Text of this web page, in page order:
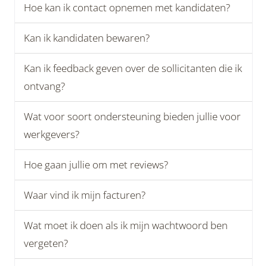
Hoe kan ik contact opnemen met kandidaten?
Kan ik kandidaten bewaren?
Kan ik feedback geven over de sollicitanten die ik
ontvang?
Wat voor soort ondersteuning bieden jullie voor
werkgevers?
Hoe gaan jullie om met reviews?
Waar vind ik mijn facturen?
Wat moet ik doen als ik mijn wachtwoord ben
vergeten?